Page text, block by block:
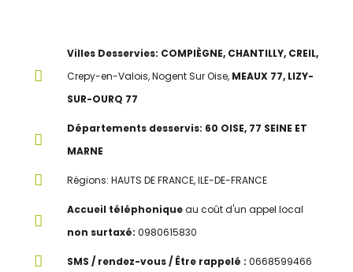
Villes Desservies: COMPIÈGNE, CHANTILLY, CREIL,
Crepy-en-Valois, Nogent Sur Oise, MEAUX 77, LIZY-
SUR-OURQ 77
Départements desservis: 60 OISE, 77 SEINE ET
MARNE
Régions: HAUTS DE FRANCE, ILE-DE-FRANCE
Accueil téléphoniqueau coût d'un appel local
non surtaxé: 0980615830
SMS / rendez-vous / Être rappelé : 0668599466